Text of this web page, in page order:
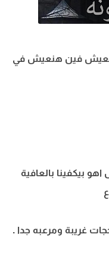
هنعيش فين هنعيش في
بيكفينا بالعافية
غريبة ومرعبه جدا .